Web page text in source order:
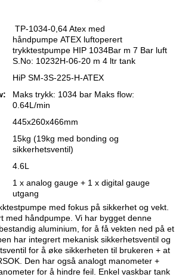
TP-1034-0,64 Atex med
håndpumpe ATEX luftoperert
trykktestpumpe HIP 1034Bar m 7 Bar luft
S.No: 10232H-06-20 m 4 ltr tank
HiP SM-3S-225-H-ATEX
Maks trykk: 1034 bar Maks flow:
0.64L/min
445x260x466mm
15kg (19kg med bonding og
sikkerhetsventil)
4.6L
1 x analog gauge + 1 x digital gauge
utgang
med fokus på sikkerhet og vekt.
med håndpumpe. Vi har bygget denne
aluminium, for å få vekten ned på et
har integrert mekanisk sikkerhetsventil og
for å øke sikkerheten til brukeren + at
Den har også analogt manometer +
for å hindre feil. Enkel vaskbar tank